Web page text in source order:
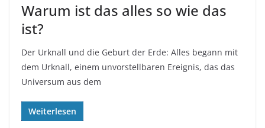
Warum ist das alles so wie das
ist?
Der Urknall und die Geburt der Erde: Alles begann mit
dem Urknall, einem unvorstellbaren Ereignis, das das
Universum aus dem
Weiterlesen